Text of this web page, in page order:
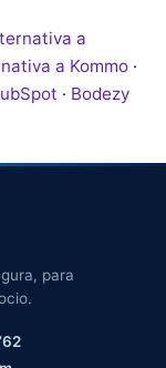
a
a Kommo ·
· Bodezy
para